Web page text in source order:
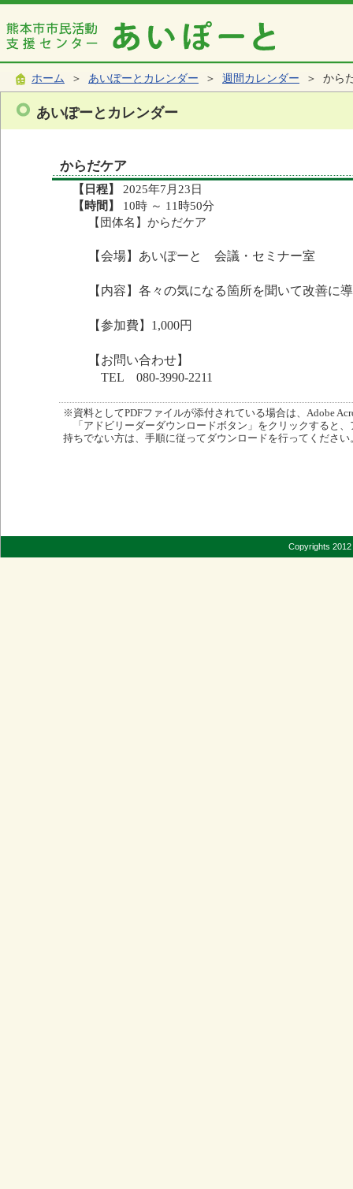
ホーム ＞ あいぽーとカレンダー ＞ 週間カレンダー ＞ から
あいぽーとカレンダー
からだケア
【日程】
2025年7月23日
【時間】
10時 ～ 11時50分
【団体名】からだケア
【会場】あいぽーと 会議・セミナー室
【内容】各々の気になる箇所を聞いて改善に
【参加費】1,000円
【お問い合わせ】
TEL 080-3990-2211
※資料としてPDFファイルが添付されている場合は、Adobe
「アドビリーダーダウンロードボタン」をクリックすると
持ちでない方は、手順に従ってダウンロードを行ってください
Copyrights